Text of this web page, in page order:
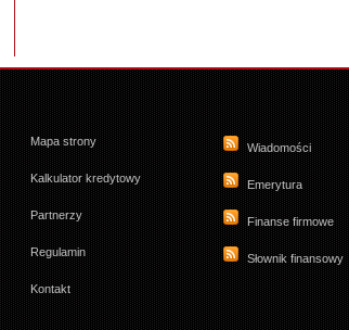
Mapa strony
Kalkulator kredytowy
Partnerzy
Regulamin
Kontakt
Wiadomości
Emerytura
Finanse firmowe
Słownik finansowy